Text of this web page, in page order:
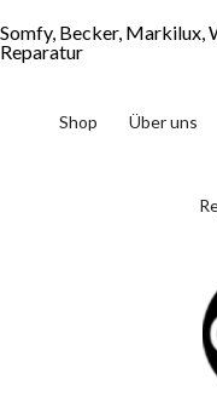
Somfy, Becker, Markilux,
Reparatur
Shop Über uns